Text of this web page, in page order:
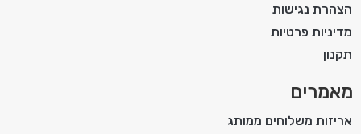
הצהרת נגישות
מדיניות פרטיות
תקנון
מאמרים
אריזות משלוחים ממותג